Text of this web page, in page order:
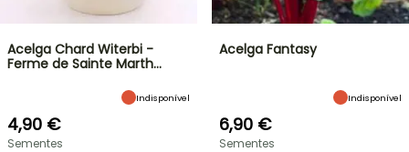
Acelga Chard Witerbi -
Ferme de Sainte Marth…
Indisponível
4,90 €
Sementes
Acelga Fantasy
Indisponível
6,90 €
Sementes